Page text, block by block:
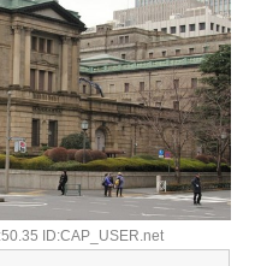
ID:CAP_USER.net